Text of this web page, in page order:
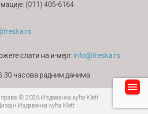
(011) 405-6164
слати на и-мејл: info@freska.rs
часова радним данима
права © 2026 Издавачка кућа Klett
Издавачка кућа Klett